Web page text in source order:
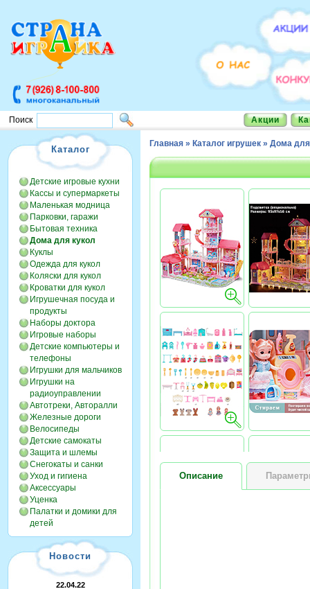
Поиск Акции
Каталог
Детские игровые кухни
Кассы и супермаркеты
Маленькая модница
Парковки, гаражи
Бытовая техника
Дома для кукол
Куклы
Одежда для кукол
Коляски для кукол
Кроватки для кукол
Игрушечная посуда и
продукты
Наборы доктора
Игровые наборы
Детские компьютеры и
телефоны
Игрушки для мальчиков
Игрушки на
радиоуправлении
Автотреки, Авторалли
Железные дороги
Велосипеды
Детские самокаты
Защита и шлемы
Снегокаты и санки
Уход и гигиена
Аксессуары
Уценка
Палатки и домики для
детей
Новости
22.04.22
Главная » Каталог игрушек » Дома для
Описание